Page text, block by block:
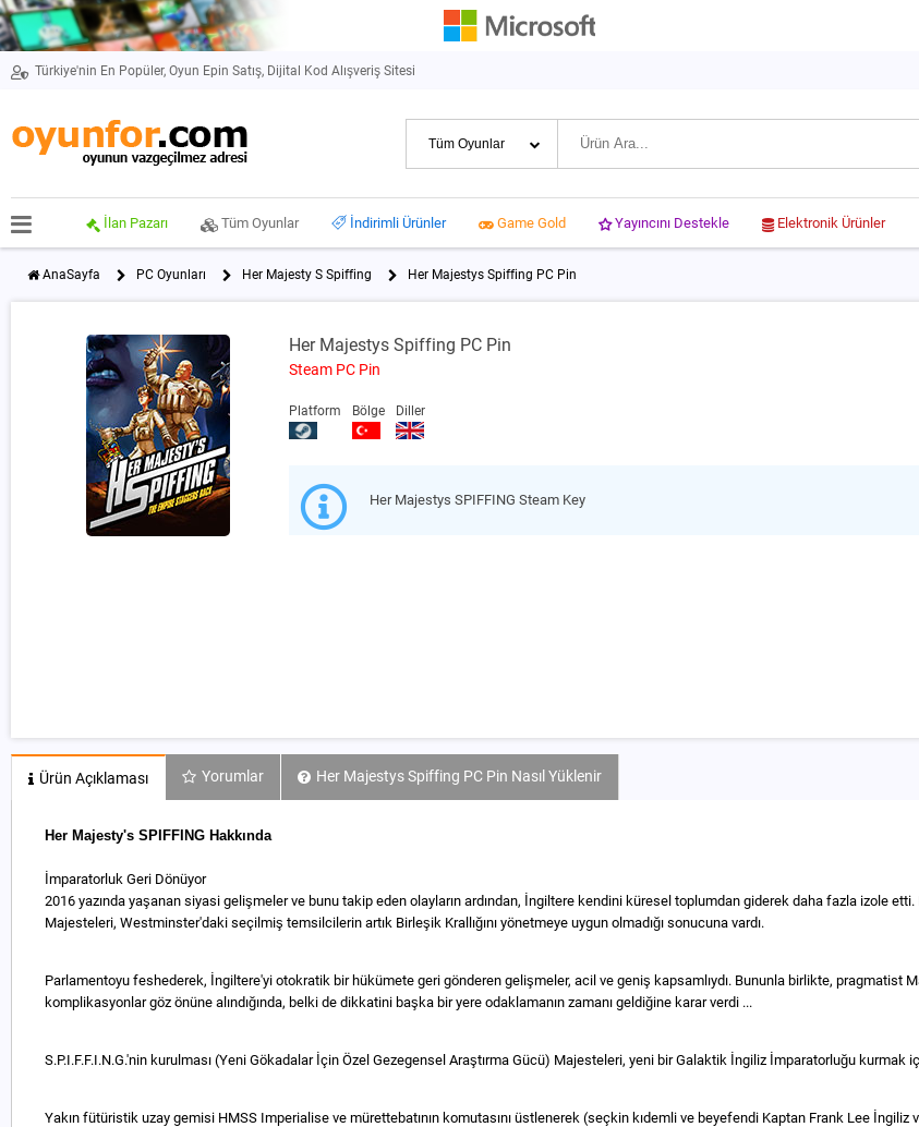
Türkiye'nin En Popüler, Oyun Epin Satış, Dijital Kod Alışveriş Sitesi
İlan Pazarı Tüm Oyunlar İndirimli Ürünler Game Gold Yayıncını Destekle Elektronik Ürünler
AnaSayfa PC Oyunları Her Majesty S Spiffing Her Majestys Spiffing PC Pin
Her Majestys Spiffing PC Pin
Steam PC Pin
Platform Bölge Diller
Her Majestys SPIFFING Steam Key
Ürün Açıklaması Yorumlar Her Majestys Spiffing PC Pin Nasıl Yüklenir
Her Majesty's SPIFFING Hakkında
İmparatorluk Geri Dönüyor
2016 yazında yaşanan siyasi gelişmeler ve bunu takip eden olayların ardından, İngiltere kendini küresel toplumdan giderek daha fazla izole etti.
Majesteleri, Westminster'daki seçilmiş temsilcilerin artık Birleşik Krallığını yönetmeye uygun olmadığı sonucuna vardı.
Parlamentoyu feshederek, İngiltere'yi otokratik bir hükümete geri gönderen gelişmeler, acil ve geniş kapsamlıydı. Bununla birlikte, pragmatist
komplikasyonlar göz önüne alındığında, belki de dikkatini başka bir yere odaklamanın zamanı geldiğine karar verdi ...
S.P.I.F.F.I.N.G.'nin kurulması (Yeni Gökadalar İçin Özel Gezegensel Araştırma Gücü) Majesteleri, yeni bir Galaktik İngiliz İmparatorluğu kurmak
Yakın fütüristik uzay gemisi HMSS Imperialise ve mürettebatının komutasını üstlenerek (seçkin kıdemli ve beyefendi Kaptan Frank Lee